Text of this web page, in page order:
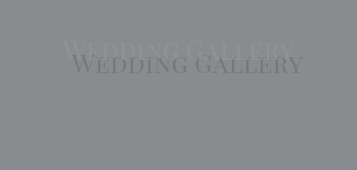
Wedding Gallery